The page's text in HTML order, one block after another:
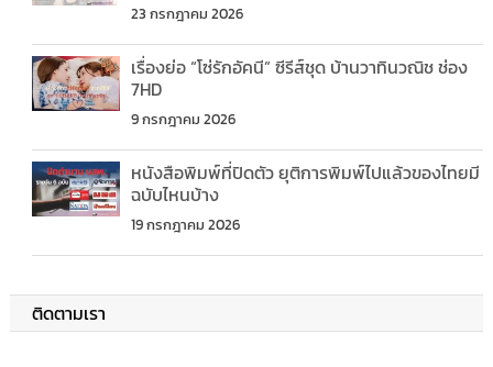
23 กรกฎาคม 2026
เรื่องย่อ “โซ่รักอัคนี” ซีรีส์ชุด บ้านวาทินวณิช ช่อง
7HD
9 กรกฎาคม 2026
หนังสือพิมพ์ที่ปิดตัว ยุติการพิมพ์ไปแล้วของไทยมี
ฉบับไหนบ้าง
19 กรกฎาคม 2026
ติดตามเรา